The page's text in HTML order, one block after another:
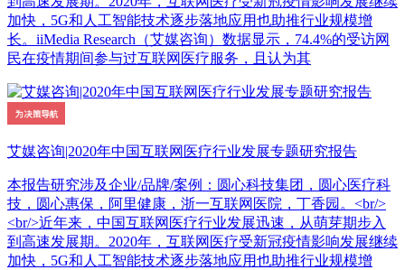
加快，5G和人工智能技术逐步落地应用也助推行业规模增
长。iiMedia Research（艾媒咨询）数据显示，74.4%的受访网
民在疫情期间参与过互联网医疗服务，且认为其
艾媒咨询|2020年中国互联网医疗行业发展专题研究报告
本报告研究涉及企业/品牌/案例：圆心科技集团，圆心医疗科
技，圆心惠保，阿里健康，浙一互联网医院，丁香园。<br/>
<br/>近年来，中国互联网医疗行业发展迅速，从萌芽期步入
到高速发展期。2020年，互联网医疗受新冠疫情影响发展继续
加快，5G和人工智能技术逐步落地应用也助推行业规模增